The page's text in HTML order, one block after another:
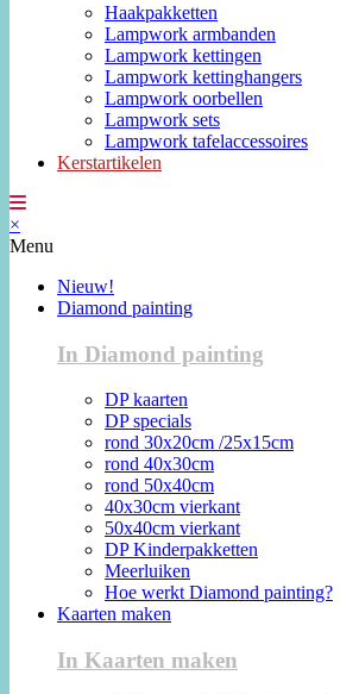
Haakpakketten
Lampwork armbanden
Lampwork kettingen
Lampwork kettinghangers
Lampwork oorbellen
Lampwork sets
Lampwork tafelaccessoires
Kerstartikelen
×
Menu
Nieuw!
Diamond painting
In Diamond painting
DP kaarten
DP specials
rond 30x20cm /25x15cm
rond 40x30cm
rond 50x40cm
40x30cm vierkant
50x40cm vierkant
DP Kinderpakketten
Meerluiken
Hoe werkt Diamond painting?
Kaarten maken
In Kaarten maken